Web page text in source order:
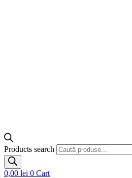
Products search
0,00 lei 0 Cart